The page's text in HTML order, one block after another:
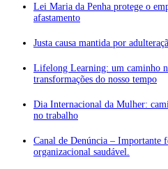
Lei Maria da Penha protege o
afastamento
Justa causa mantida por
Lifelong Learning: um caminho
transformações do nosso tempo
Dia Internacional da Mulher:
no trabalho
Canal de Denúncia – Importante
organizacional saudável.